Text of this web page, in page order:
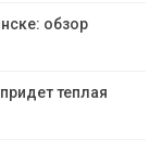
обзор
теплая